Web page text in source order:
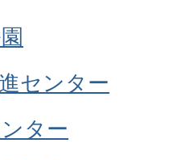
センター
ター